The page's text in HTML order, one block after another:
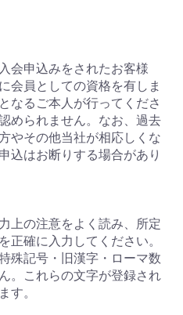
会申込みをされたお客様
会員としての資格を有しま
なるご本人が行ってくださ
められません。なお、過去
やその他当社が相応しくな
込はお断りする場合があり
上の注意をよく読み、所定
正確に入力してください。
殊記号・旧漢字・ローマ数
。これらの文字が登録され
す。